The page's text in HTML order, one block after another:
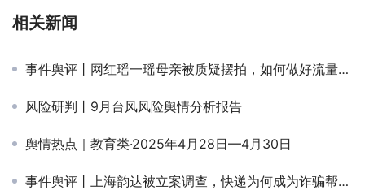
相关新闻
事件舆评丨网红瑶一瑶母亲被质疑摆拍，如何做好流量浪潮下的童真守护
风险研判丨9月台风风险舆情分析报告
舆情热点｜教育类·2025年4月28日—4月30日
事件舆评丨上海韵达被立案调查，快递为何成为诈骗帮凶？